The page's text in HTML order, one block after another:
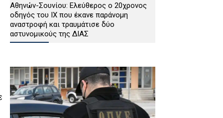
Αθηνών-Σουνίου: Ελεύθερος ο 20χρονος
οδηγός του ΙΧ που έκανε παράνομη
αναστροφή και τραυμάτισε δύο
αστυνομικούς της ΔΙΑΣ
11 χρόνια κάθειρξη για ναρκωτικά –
Έκρυβαν κάνναβη σε κάδο απορριμμάτων
ΑΣΤΥΝΟΜΙΑ 9 Αυγούστου 2026 13:25
Τραγωδία στα Μάλια: 64χρονος